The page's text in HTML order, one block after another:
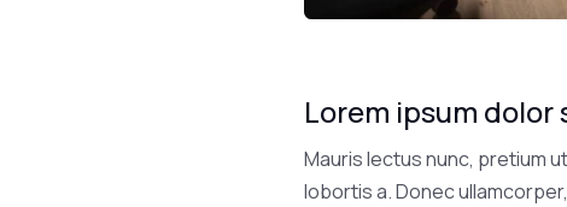
Lorem ipsum
Mauris lectus nunc, pretium
lobortis a. Donec